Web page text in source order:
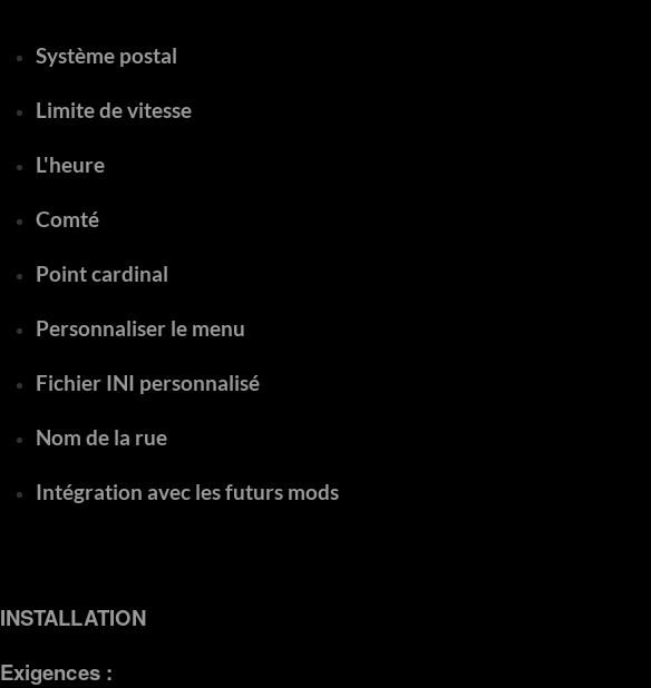
Système postal
Limite de vitesse
L'heure
Comté
Point cardinal
Personnaliser le menu
Fichier INI personnalisé
Nom de la rue
Intégration avec les futurs mods
INSTALLATION
Exigences :